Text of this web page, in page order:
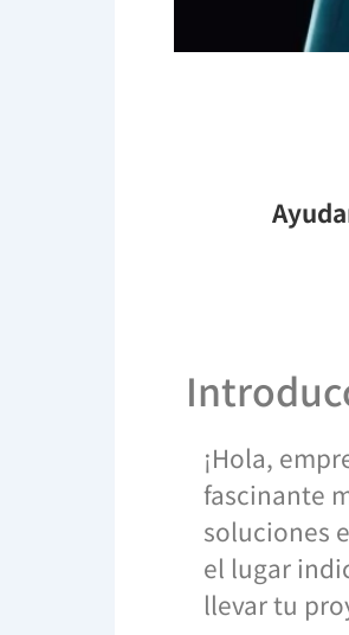
¡Hola,
fascinante
soluciones
el lugar
llevar tu